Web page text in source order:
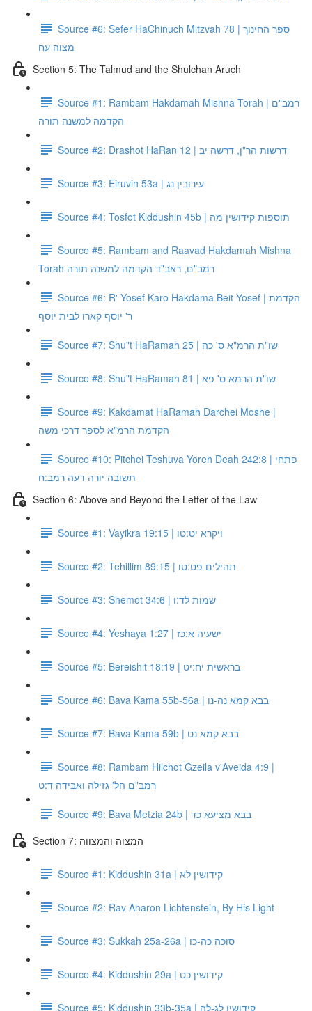
Source #6: Sefer HaChinuch Mitzvah 78 | ספר החינוך
מצוה עח
Section 5: The Talmud and the Shulchan Aruch
Source #1: Rambam Hakdamah Mishna Torah | רמב"ם
הקדמה למשנה תורה
Source #2: Drashot HaRan 12 | דרשות הר"ן, דרשה יב
Source #3: Eiruvin 53a | עירובין נג
Source #4: Tosfot Kiddushin 45b | תוספות קידושין מה
Source #5: Rambam and Raavad Hakdamah Mishna
Torah רמב"ם, ראב"ד הקדמה למשנה תורה
Source #6: R' Yosef Karo Hakdama Beit Yosef | הקדמת
ר' יוסף קארו לבית יוסף
Source #7: Shu"t HaRamah 25 | שו"ת הרמ"א ס' כה
Source #8: Shu"t HaRamah 81 | שו"ת הרמא ס' פא
Source #9: Kakdamat HaRamah Darchei Moshe |
הקדמת הרמ"א לספר דרכי משה
Source #10: Pitchei Teshuva Yoreh Deah 242:8 | פתחי
תשובה יורה דעה רמב:ח
Section 6: Above and Beyond the Letter of the Law
Source #1: Vayikra 19:15 | ויקרא יט:טו
Source #2: Tehillim 89:15 | תהילים פט:טו
Source #3: Shemot 34:6 | שמות לד:ו
Source #4: Yeshaya 1:27 | ישעיה א:כז
Source #5: Bereishit 18:19 | בראשית יח:יט
Source #6: Bava Kama 55b-56a | בבא קמא נה-נו
Source #7: Bava Kama 59b | בבא קמא נט
Source #8: Rambam Hilchot Gzeila v'Aveida 4:9 |
רמב"ם הל' גזילה ואבידה ד:ט
Source #9: Bava Metzia 24b | בבא מציעא כד
Section 7: המצוה והמצווה
Source #1: Kiddushin 31a | קידושין לא
Source #2: Rav Aharon Lichtenstein, By His Light
Source #3: Sukkah 25a-26a | סוכה כה-כו
Source #4: Kiddushin 29a | קידושין כט
Source #5: Kiddushin 33b-35a | קידושין לג-לה